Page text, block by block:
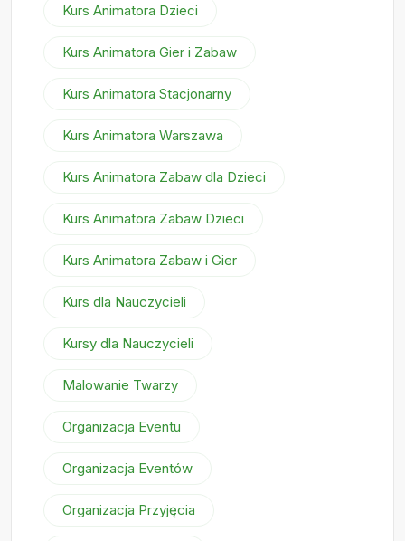
Kurs Animatora Dzieci
Kurs Animatora Gier i Zabaw
Kurs Animatora Stacjonarny
Kurs Animatora Warszawa
Kurs Animatora Zabaw dla Dzieci
Kurs Animatora Zabaw Dzieci
Kurs Animatora Zabaw i Gier
Kurs dla Nauczycieli
Kursy dla Nauczycieli
Malowanie Twarzy
Organizacja Eventu
Organizacja Eventów
Organizacja Przyjęcia